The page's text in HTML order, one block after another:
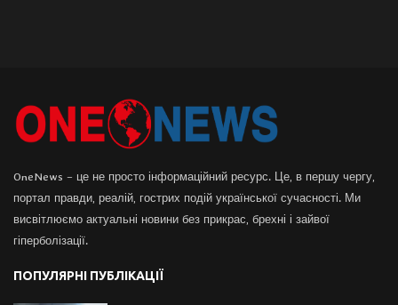
OneNews – це не просто інформаційний ресурс. Це, в першу чергу,
портал правди, реалій, гострих подій української сучасності. Ми
висвітлюємо актуальні новини без прикрас, брехні і зайвої
гіперболізації.
ПОПУЛЯРНІ ПУБЛІКАЦІЇ